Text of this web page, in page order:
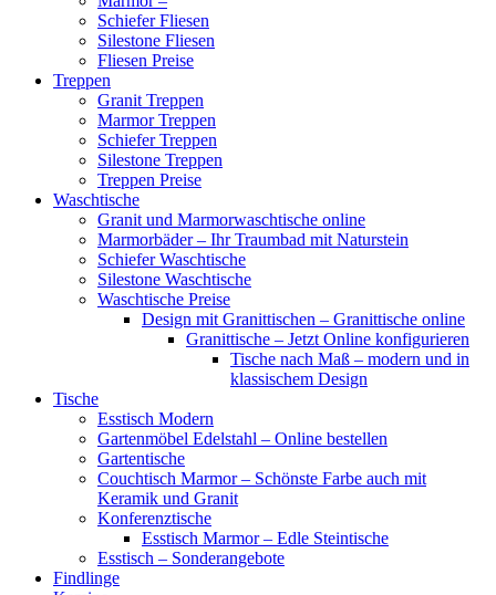
Schiefer Fliesen
Silestone Fliesen
Fliesen Preise
Treppen
Granit Treppen
Marmor Treppen
Schiefer Treppen
Silestone Treppen
Treppen Preise
Waschtische
Granit und Marmorwaschtische online
Marmorbäder – Ihr Traumbad mit Naturstein
Schiefer Waschtische
Silestone Waschtische
Waschtische Preise
Design mit Granittischen – Granittische online
Granittische – Jetzt Online konfigurieren
Tische nach Maß – modern und in
klassischem Design
Tische
Esstisch Modern
Gartenmöbel Edelstahl – Online bestellen
Gartentische
Couchtisch Marmor – Schönste Farbe auch mit
Keramik und Granit
Konferenztische
Esstisch Marmor – Edle Steintische
Esstisch – Sonderangebote
Findlinge